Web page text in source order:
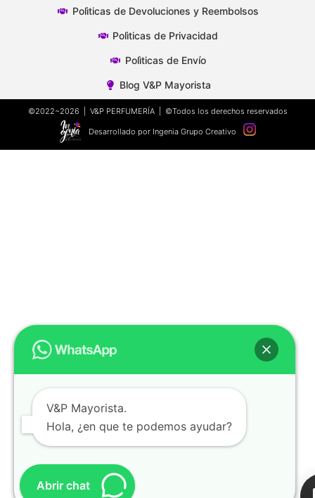
Polìticas de Devoluciones y Reembolsos
Polìticas de Privacidad
Polìticas de Envío
Blog V&P Mayorista
©2022~2026 | V&P PERFUMERÍA | ©Todos los derechos reservados
Desarrollado por Ingenia Grupo Creativo
V&P Mayorista.
Hola, ¿en que te podemos ayudar?
Abrir chat